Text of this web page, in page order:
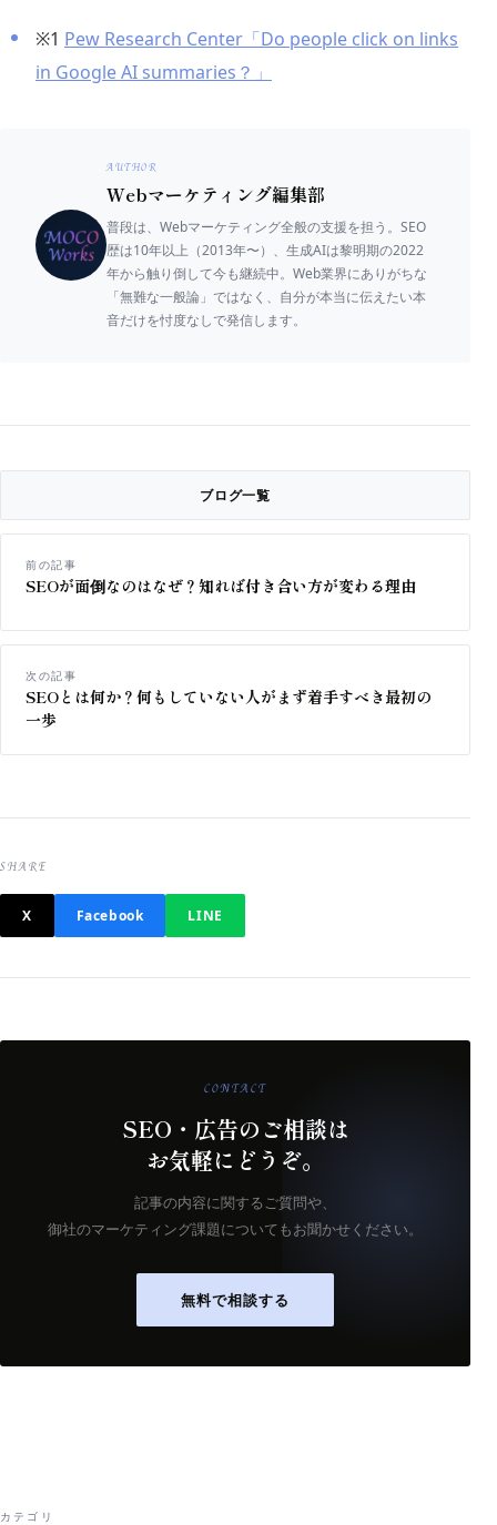
※1 Pew Research Center「Do people click on links
in Google AI summaries？」
AUTHOR
Webマーケティング編集部
普段は、Webマーケティング全般の支援を担う。SEO
歴は10年以上（2013年〜）、生成AIは黎明期の2022
年から触り倒して今も継続中。Web業界にありがちな
「無難な一般論」ではなく、自分が本当に伝えたい本
音だけを忖度なしで発信します。
前の記事
SEOが面倒なのはなぜ？知れば付き合い方が変わる理由
ブログ一覧
次の記事
SEOとは何か？何もしていない人がまず着手すべき最初の
一歩
SHARE
X Facebook LINE
CONTACT
SEO・広告のご相談は
お気軽にどうぞ。
記事の内容に関するご質問や、
御社のマーケティング課題についてもお聞かせください。
無料で相談する
カテゴリ